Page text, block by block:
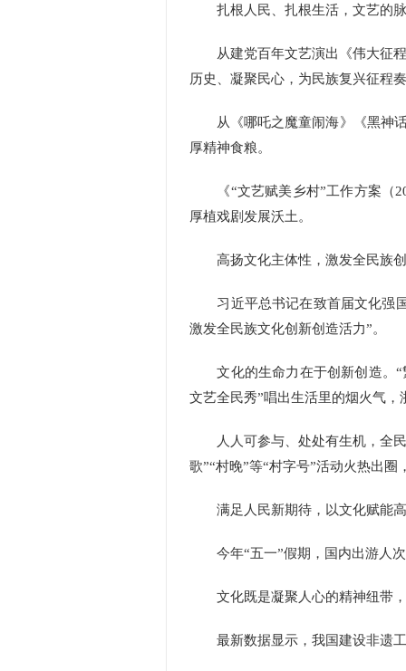
扎根人民、扎根生活，文艺的脉
从建党百年文艺演出《伟大征程
历史、凝聚民心，为民族复兴征程
从《哪吒之魔童闹海》《黑神话
厚精神食粮。
《“文艺赋美乡村”工作方案（
厚植戏剧发展沃土。
高扬文化主体性，激发全民族创
习近平总书记在致首届文化强国
激发全民族文化创新创造活力”。
文化的生命力在于创新创造。“
文艺全民秀”唱出生活里的烟火气
人人可参与、处处有生机，全民
歌”“村晚”等“村字号”活动火热出
满足人民新期待，以文化赋能高
今年“五一”假期，国内出游人次
文化既是凝聚人心的精神纽带，
最新数据显示，我国建设非遗工